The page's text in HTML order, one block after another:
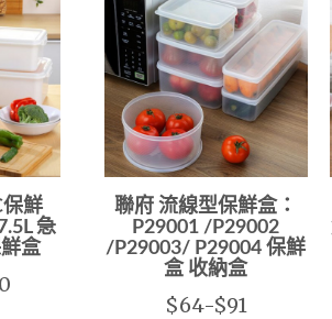
保鮮
急
盒
聯府 流線型保鮮盒：
P29001 /P29002
/P29003/ P29004 保鮮
盒 收納盒
$64-$91